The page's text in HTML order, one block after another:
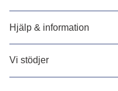
Hjälp & information
Vi stödjer